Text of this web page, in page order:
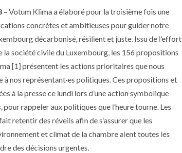
– Votum Klima a élaboré pour la troisième fois une
concrètes et ambitieuses pour guider notre
décarbonisé, résilient et juste. Issu de l’effort
société civile du Luxembourg, les 156 propositions
[1] présentent les actions prioritaires que nous
nos représentant·es politiques. Ces propositions et
à la presse ce lundi lors d’une action symbolique
rappeler aux politiques que l’heure tourne. Les
retentir des réveils afin de s’assurer que les
et climat de la chambre aient toutes les
des décisions urgentes.